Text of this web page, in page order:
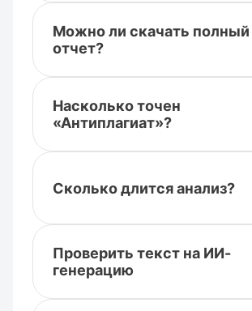
Можно ли скачать полный
отчет?
Насколько точен
«Антиплагиат»?
Сколько длится анализ?
Проверить текст на ИИ-
генерацию